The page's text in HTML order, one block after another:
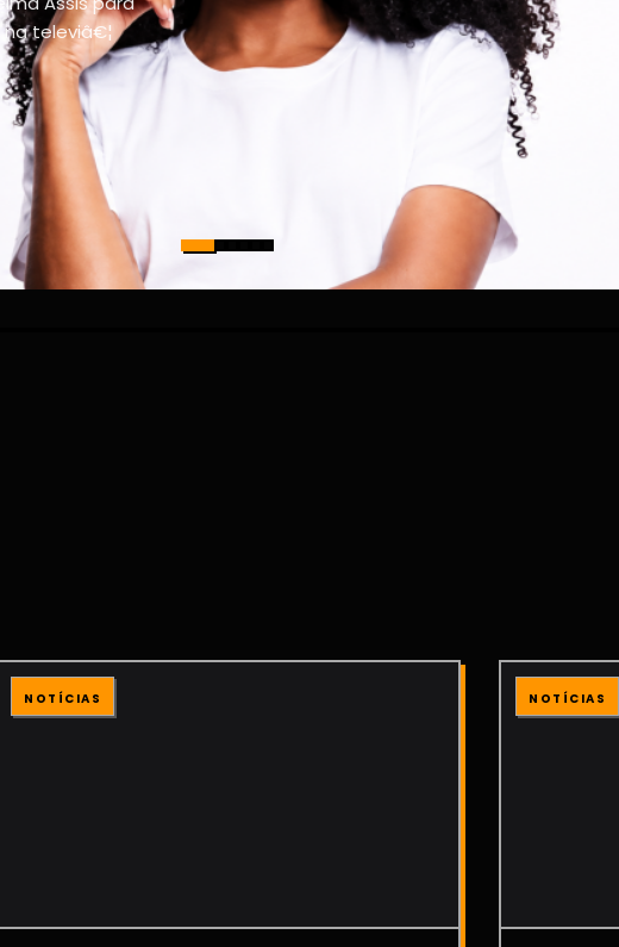
NOTÍCIAS NOTÍCIAS